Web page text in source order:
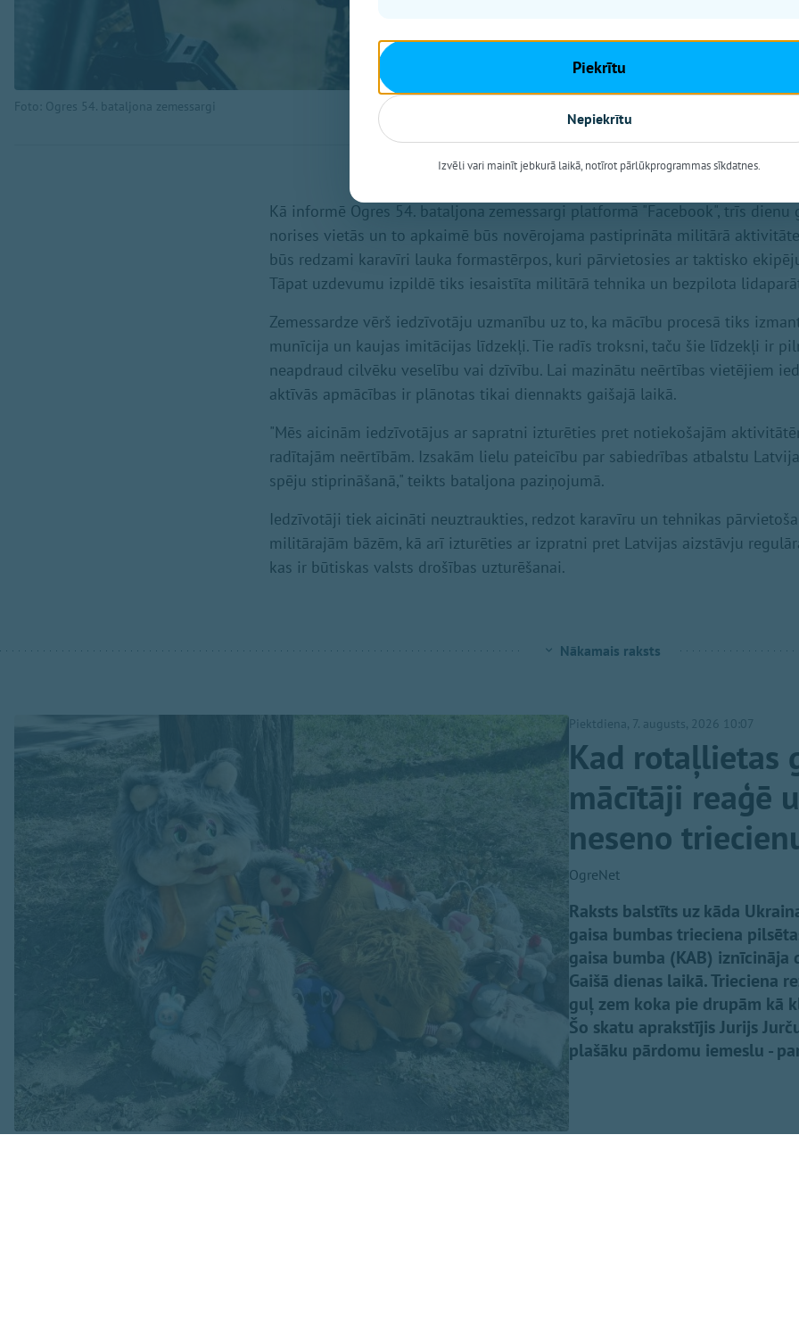
Foto: Ogres 54. bataljona zemessargi
Kā informē Ogres 54. bataljona zemessargi platformā "Facebook", trīs dienu
norises vietās un to apkaimē būs novērojama pastiprināta militārā
būs redzami karavīri lauka formastērpos, kuri pārvietosies ar taktisko
Tāpat uzdevumu izpildē tiks iesaistīta militārā tehnika un bezpilota
Zemessardze vērš iedzīvotāju uzmanību uz to, ka mācību procesā tiks
munīcija un kaujas imitācijas līdzekļi. Tie radīs troksni, taču šie līdzekļi ir
neapdraud cilvēku veselību vai dzīvību. Lai mazinātu neērtības vietējiem
aktīvās apmācības ir plānotas tikai diennakts gaišajā laikā.
"Mēs aicinām iedzīvotājus ar sapratni izturēties pret notiekošajām
radītajām neērtībām. Izsakām lielu pateicību par sabiedrības atbalstu
spēju stiprināšanā," teikts bataljona paziņojumā.
Iedzīvotāji tiek aicināti neuztraukties, redzot karavīru un tehnikas
militārajām bāzēm, kā arī izturēties ar izpratni pret Latvijas aizstāvju
kas ir būtiskas valsts drošības uzturēšanai.
Nākamais raksts
Piektdiena, 7. augusts, 2026 10:07
Kad rotaļlietas
mācītāji reaģē
neseno
OgreNet
Raksts balstīts uz kāda
gaisa bumbas trieciena
gaisa bumba (KAB)
Gaišā dienas laikā. Trieciena
guļ zem koka pie drupām kā
Šo skatu aprakstījis Jurijs
plašāku pārdomu iemeslu -
Piekrītu
Nepiekrītu
Izvēli vari mainīt jebkurā laikā, notīrot pārlūkprogrammas sīkdatnes.